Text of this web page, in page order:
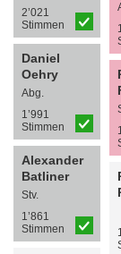
2’021
Stimmen
Daniel
Oehry
Abg.
1’991
Stimmen
Alexander
Batliner
Stv.
1’861
Stimmen